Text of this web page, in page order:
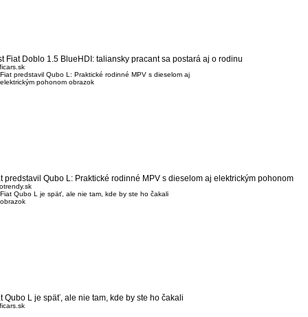
Fiat Doblo 1.5 BlueHDI: taliansky pracant sa postará aj o rodinu
predstavil Qubo L: Praktické rodinné MPV s dieselom aj elektrickým pohonom
Qubo L je späť, ale nie tam, kde by ste ho čakali